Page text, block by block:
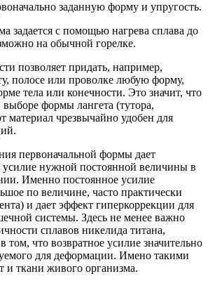
заданную форму и упругость.
задается с помощью нагрева сплава до
на обычной горелке.
позволяет придать, например,
полосе или проволке любую форму,
тела или конечности. Это значит, что
выборе формы лангета (тутора,
материал чрезвычайно удобен для
первоначальной формы дает
усилие нужной постоянной величины в
Именно постоянное усилие
по величине, часто практически
и дает эффект гиперкоррекции для
системы. Здесь не менее важно
сплавов никелида титана,
том, что возвратное усилие значительно
для деформации. Имено такими
и ткани живого организма.